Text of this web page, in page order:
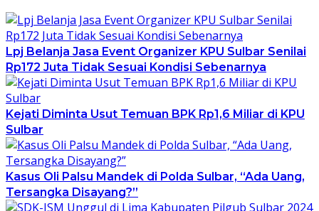
Lpj Belanja Jasa Event Organizer KPU Sulbar Senilai
Rp172 Juta Tidak Sesuai Kondisi Sebenarnya
Kejati Diminta Usut Temuan BPK Rp1,6 Miliar di KPU
Sulbar
Kasus Oli Palsu Mandek di Polda Sulbar, “Ada Uang,
Tersangka Disayang?”